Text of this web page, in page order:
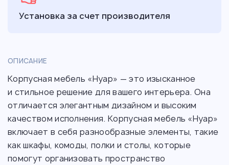
Установка за счет производителя
ОПИСАНИЕ
Корпусная мебель «Нуар» — это изысканное
и стильное решение для вашего интерьера. Она
отличается элегантным дизайном и высоким
качеством исполнения. Корпусная мебель «Нуар»
включает в себя разнообразные элементы, такие
как шкафы, комоды, полки и столы, которые
помогут организовать пространство